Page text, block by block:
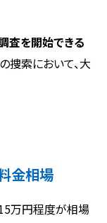
査を開始できる
捜索において、大
金相場
万円程度が相場